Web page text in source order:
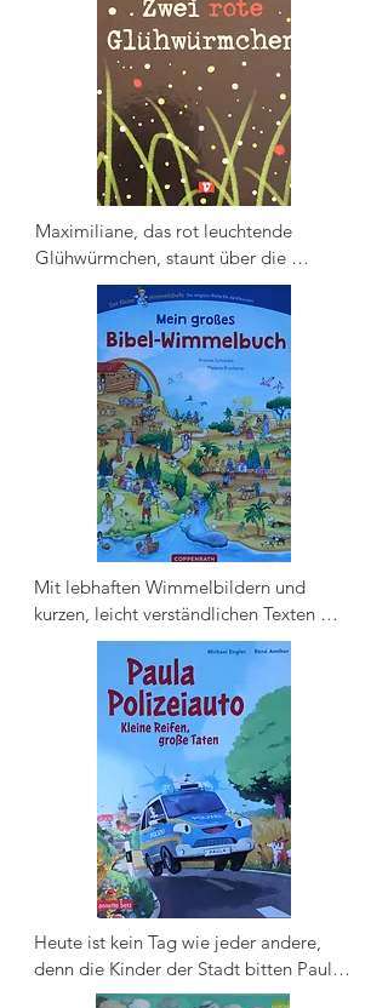
Federn als Glücksbringer. Kann sie dem
Bärenkind helfen, den Glauben an sich
selbst zu finden?
Maximiliane, das rot leuchtende
Glühwürmchen, staunt über die
funkelnden Lichter im nächtlichen
Garten. "Ob es hier jemanden gibt, der
so ist wie ich?", fragt sie sich. Da
entdeckt sie plötzlich einen roten
Schimmer in den Baumwipfeln. Wer
mag das sein?
Mit lebhaften Wimmelbildern und
kurzen, leicht verständlichen Texten
erzählen Melanie Brockamp und
Antonie Schneider 22 der schönsten
und bekanntesten Geschichten aus dem
Alten und Neuen Testament - vom
Anfang der Welt bis hin zum
Ostermorgen und der Auferstehung.
Heute ist kein Tag wie jeder andere,
denn die Kinder der Stadt bitten Paula
Polizeiauto aufgeregt um Hilfe: Emilio